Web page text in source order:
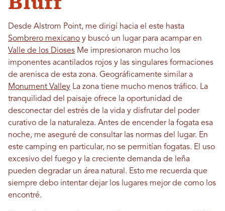
Desde Alstrom Point, me dirigí hacia el este hasta
Sombrero mexicano y buscó un lugar para acampar en
Valle de los Dioses Me impresionaron mucho los
imponentes acantilados rojos y las singulares formaciones
de arenisca de esta zona. Geográficamente similar a
Monument Valley La zona tiene mucho menos tráfico. La
tranquilidad del paisaje ofrece la oportunidad de
desconectar del estrés de la vida y disfrutar del poder
curativo de la naturaleza. Antes de encender la fogata esa
noche, me aseguré de consultar las normas del lugar. En
este camping en particular, no se permitían fogatas. El uso
excesivo del fuego y la creciente demanda de leña
pueden degradar un área natural. Esto me recuerda que
siempre debo intentar dejar los lugares mejor de como los
encontré.